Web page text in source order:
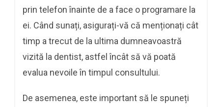
prin telefon înainte de a face o programare la
ei. Când sunați, asigurați-vă că menționați cât
timp a trecut de la ultima dumneavoastră
vizită la dentist, astfel încât să vă poată
evalua nevoile în timpul consultului.
De asemenea, este important să le spuneți